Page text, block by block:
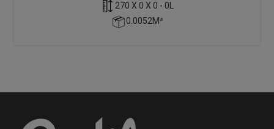
270 X 0 X 0 - 0L
0.0052M³